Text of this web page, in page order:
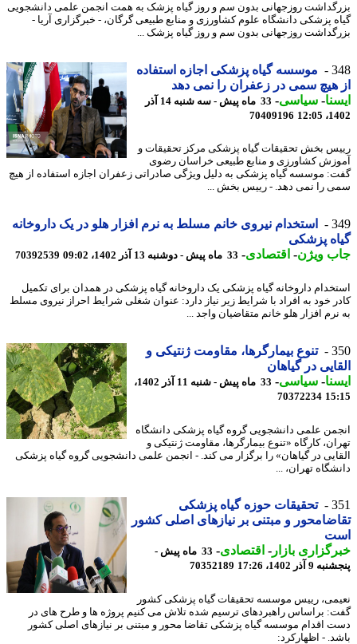
روزجهانی بدون سم و روز گیاه پزشک به همت انجمن علمی دانشجویی
پزشکی دانشگاه علوم کشاورزی و منابع طبیعی گرگان، - خبرگزاری آریا -
روزجهانی بدون سم و روز گیاه پزشک ...
موسسه گیاه پزشکی اجازه استفاده
هیچ سمی در زعفران را نمی دهد
-سیاسی-
33 ماه پیش - سه شنبه 14 آذر
70409196
بخش تحقیقات گیاه پزشکی مرکز تحقیقات و
کشاورزی و منابع طبیعی خراسان رضوی
موسسه گیاه پزشکی به دلیل ویژگی صادراتی زعفران اجازه استفاده از هیچ
را نمی دهد. - رییس بخش ...
استخدام نیروی خانم مسلط به نرم افزار هلو در یک داروخانه
پزشکی
ویژن-اقتصادی-33 ماه پیش - دوشنبه 13 آذر 1402، 09:02 70392539
داروخانه گیاه پزشکی یک داروخانه گیاه پزشکی در همدان برای تکمیل
خود به افراد با شرایط زیر نیاز دارد: عنوان شغلی شرایط احراز نیروی مسلط
افزار هلو خانم متقاضیان واجد ...
تنوع بیمارگرها، مقاومت ژنتیکی و
در گیاهان
-سیاسی-
33 ماه پیش - شنبه 11 آذر 1402،
70372234
علمی دانشجویی گروه گیاه پزشکی دانشگاه
کارگاه «تنوع بیمارگرها، مقاومت ژنتیکی و
در گیاهان» را برگزار می کند. - انجمن علمی دانشجویی گروه گیاه پزشکی
تهران، ...
تحقیقات حوزه گیاه پزشکی
و مبتنی بر نیازهای اصلی کشور
بازار- اقتصادی-
33 ماه پیش -
آذر 1402، 17:26
70352189
رییس موسسه تحقیقات گیاه پزشکی کشور
براساس راهبردهای ترسیم شده تلاش می کنیم پروژه ها و طرح های در
اقدام موسسه گیاه پزشکی تقاضا محور و مبتنی بر نیازهای اصلی کشور
- اظهارکرد: